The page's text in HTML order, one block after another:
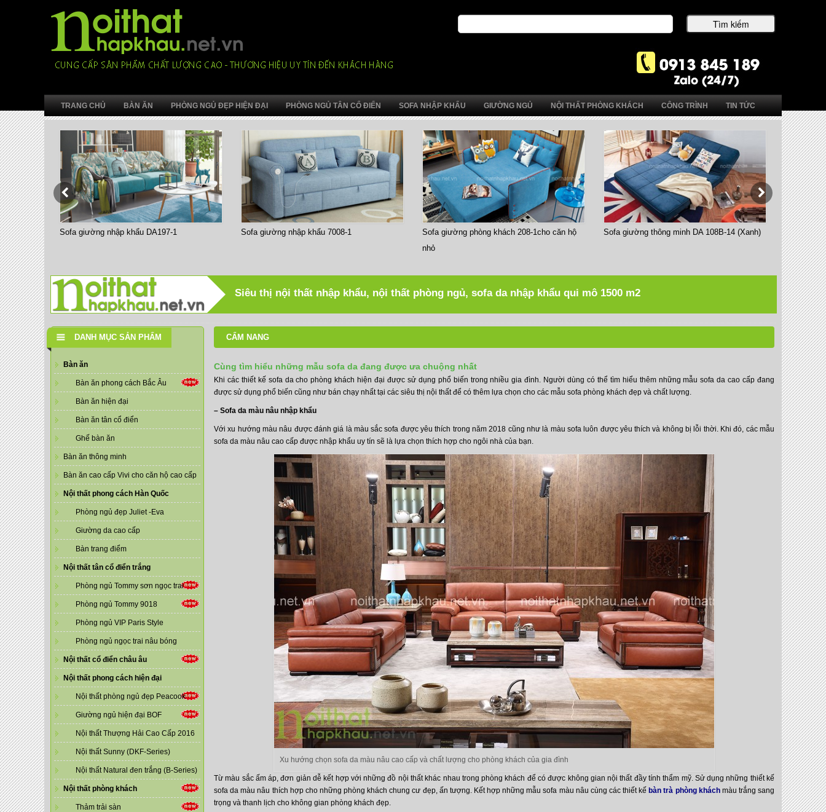
TRANG CHỦ BÀN ĂN PHÒNG NGỦ ĐẸP HIỆN ĐẠI PHÒNG NGỦ TÂN CỔ ĐIỂN SOFA NHẬP KHẨU GIƯỜNG NGỦ NỘI THẤT PHÒNG KHÁCH CÔNG TRÌNH TIN TỨC
Sofa giường nhập khẩu DA197-1 Sofa giường nhập khẩu 7008-1
Sofa giường phòng khách 208-1cho căn hộ
nhỏ
Sofa giường thông minh DA 108B-14 (Xanh) Bàn ăn
Siêu thị nội thất nhập khẩu, nội thất phòng ngủ, sofa da nhập khẩu qui mô 1500 m2
DANH MỤC SẢN PHẨM
Bàn ăn
Bàn ăn phong cách Bắc Âu
Bàn ăn hiện đại
Bàn ăn tân cổ điển
Ghế bàn ăn
Bàn ăn thông minh
Bàn ăn cao cấp Vivi cho căn hộ cao cấp
Nội thất phong cách Hàn Quốc
Phòng ngủ đẹp Juliet -Eva
Giường da cao cấp
Bàn trang điểm
Nội thất tân cổ điển trắng
Phòng ngủ Tommy sơn ngọc trai
Phòng ngủ Tommy 9018
Phòng ngủ VIP Paris Style
Phòng ngủ ngọc trai nâu bóng
Nội thất cổ điển châu âu
Nội thất phong cách hiện đại
Nội thất phòng ngủ đẹp Peacook
Giường ngủ hiện đại BOF
Nội thất Thượng Hải Cao Cấp 2016
Nội thất Sunny (DKF-Series)
Nội thất Natural đen trắng (B-Series)
Nội thất phòng khách
Thảm trải sàn
CẨM NANG
Cùng tìm hiểu những mẫu sofa da đang được ưa chuộng nhất
Khi các thiết kế sofa da cho phòng khách hiện đại được sử dụng phổ biến trong nhiều gia đình. Người dùng có thể tìm hiểu thêm những mẫu sofa da cao cấp đang
được sử dụng phổ biến cũng như bán chạy nhất tại các siêu thị nội thất để có thêm lựa chọn cho các mẫu sofa phòng khách đẹp và chất lượng.
– Sofa da màu nâu nhập khẩu
Với xu hướng màu nâu được đánh giá là màu sắc sofa được yêu thích trong năm 2018 cũng như là màu sofa luôn được yêu thích và không bị lỗi thời. Khi đó, các mẫu
sofa da màu nâu cao cấp được nhập khẩu uy tín sẽ là lựa chọn thích hợp cho ngôi nhà của bạn.
Xu hướng chọn sofa da màu nâu cao cấp và chất lượng cho phòng khách của gia đình
Từ màu sắc ấm áp, đơn giản dễ kết hợp với những đồ nội thất khác nhau trong phòng khách để có được không gian nội thất đầy tính thẩm mỹ. Sử dụng những thiết kế
sofa da màu nâu thích hợp cho những phòng khách chung cư đẹp, ấn tượng. Kết hợp những mẫu sofa màu nâu cùng các thiết kế bàn trà phòng kháchmàu trắng sang
trọng và thanh lịch cho không gian phòng khách đẹp.